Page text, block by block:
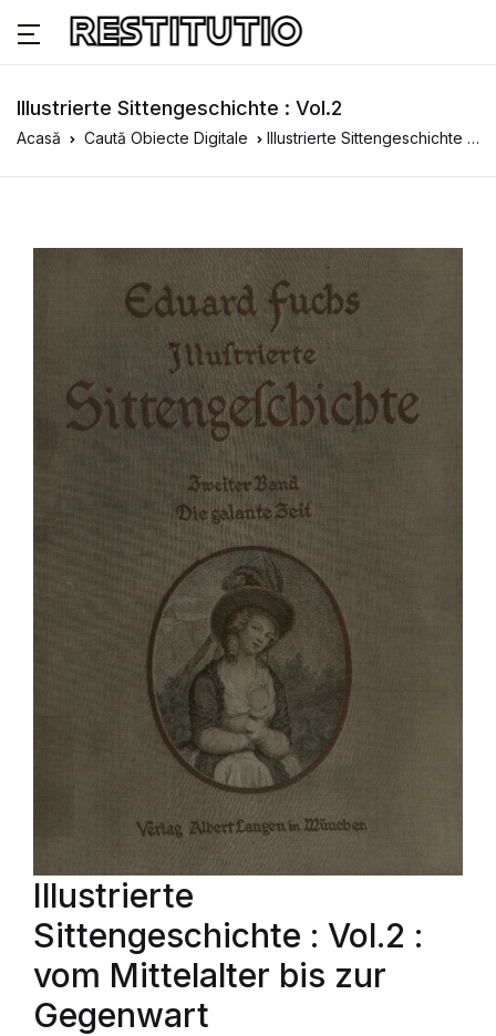
Illustrierte Sittengeschichte : Vol.2
Acasă Caută Obiecte Digitale Illustrierte Sittengeschichte : Vol.2
Illustrierte
Sittengeschichte : Vol.2 :
vom Mittelalter bis zur
Gegenwart